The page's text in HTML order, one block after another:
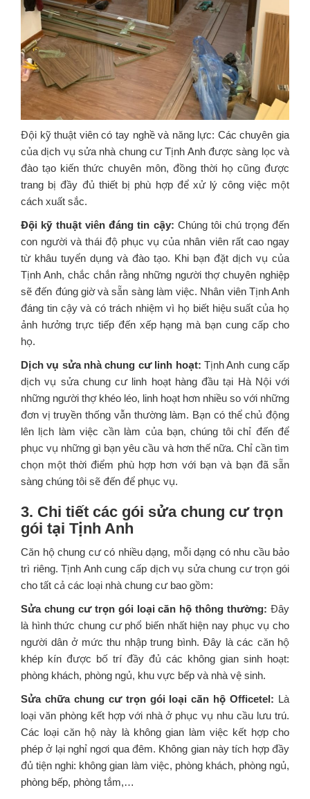
Đội kỹ thuật viên có tay nghề và năng lực: Các chuyên gia
của dịch vụ sửa nhà chung cư Tịnh Anh được sàng lọc và
đào tạo kiến thức chuyên môn, đồng thời họ cũng được
trang bị đầy đủ thiết bị phù hợp để xử lý công việc một
cách xuất sắc.
Đội kỹ thuật viên đáng tin cậy: Chúng tôi chú trọng đến
con người và thái độ phục vụ của nhân viên rất cao ngay
từ khâu tuyển dụng và đào tạo. Khi bạn đặt dịch vụ của
Tịnh Anh, chắc chắn rằng những người thợ chuyên nghiệp
sẽ đến đúng giờ và sẵn sàng làm việc. Nhân viên Tịnh Anh
đáng tin cậy và có trách nhiệm vì họ biết hiệu suất của họ
ảnh hưởng trực tiếp đến xếp hạng mà bạn cung cấp cho
họ.
Dịch vụ sửa nhà chung cư linh hoạt: Tịnh Anh cung cấp
dịch vụ sửa chung cư linh hoạt hàng đầu tại Hà Nội với
những người thợ khéo léo, linh hoạt hơn nhiều so với những
đơn vị truyền thống vẫn thường làm. Bạn có thể chủ động
lên lịch làm việc cần làm của bạn, chúng tôi chỉ đến để
phục vụ những gì bạn yêu cầu và hơn thế nữa. Chỉ cần tìm
chọn một thời điểm phù hợp hơn với bạn và bạn đã sẵn
sàng chúng tôi sẽ đến để phục vụ.
3. Chi tiết các gói sửa chung cư trọn
gói tại Tịnh Anh
Căn hộ chung cư có nhiều dạng, mỗi dạng có nhu cầu bảo
trì riêng. Tịnh Anh cung cấp dịch vụ sửa chung cư trọn gói
cho tất cả các loại nhà chung cư bao gồm:
Sửa chung cư trọn gói loại căn hộ thông thường: Đây
là hình thức chung cư phổ biến nhất hiện nay phục vụ cho
người dân ở mức thu nhập trung bình. Đây là các căn hộ
khép kín được bố trí đầy đủ các không gian sinh hoạt:
phòng khách, phòng ngủ, khu vực bếp và nhà vệ sinh.
Sửa chữa chung cư trọn gói loại căn hộ Officetel: Là
loại văn phòng kết hợp với nhà ở phục vụ nhu cầu lưu trú.
Các loại căn hộ này là không gian làm việc kết hợp cho
phép ở lại nghỉ ngơi qua đêm. Không gian này tích hợp đầy
đủ tiện nghi: không gian làm việc, phòng khách, phòng ngủ,
phòng bếp, phòng tắm,…